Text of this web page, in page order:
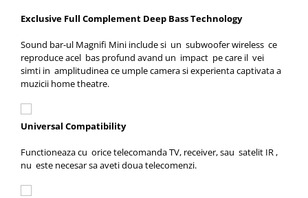
Exclusive Full Complement Deep Bass Technology
Sound bar-ul Magnifi Mini include si un subwoofer wireless ce
reproduce acel bas profund avand un impact pe care il vei
simti in amplitudinea ce umple camera si experienta captivata a
muzicii home theatre.
Universal Compatibility
Functioneaza cu orice telecomanda TV, receiver, sau satelit IR ,
nu este necesar sa aveti doua telecomenzi.